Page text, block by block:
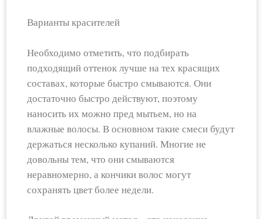
Варианты красителей
Необходимо отметить, что подбирать
подходящий оттенок лучше на тех красящих
составах, которые быстро смываются. Они
достаточно быстро действуют, поэтому
наносить их можно пред мытьем, но на
влажные волосы. В основном такие смеси будут
держаться несколько купаний. Многие не
довольны тем, что они смываются
неравномерно, а кончики волос могут
сохранять цвет более недели.